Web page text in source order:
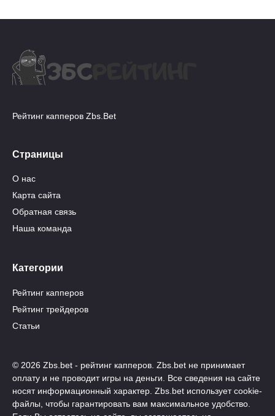
Рейтинг капперов Zbs.Bet
Страницы
О нас
Карта сайта
Обратная связь
Наша команда
Категории
Рейтинг капперов
Рейтинг трейдеров
Статьи
© 2026 Zbs.bet - рейтинг капперов. Zbs.bet не принимает
оплату и не проводит игры на деньги. Все сведения на сайте
носят информационный характер. Zbs.bet использует cookie-
файлы, чтобы гарантировать вам максимальное удобство.